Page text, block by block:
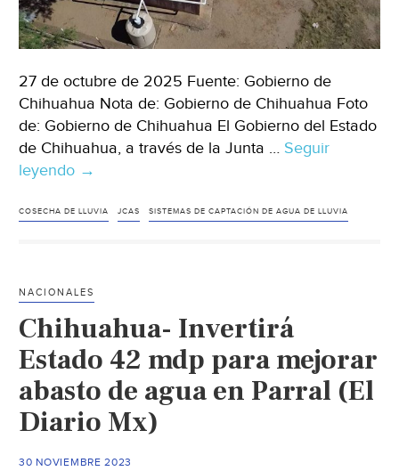
27 de octubre de 2025 Fuente: Gobierno de
Chihuahua Nota de: Gobierno de Chihuahua Foto
de: Gobierno de Chihuahua El Gobierno del Estado
de Chihuahua, a través de la Junta … Seguir
leyendo Chihuahua-
JCAS
de
agua
de
lluvia
en
Tubares,
de
→
COSECHA DE LLUVIA JCAS SISTEMAS DE CAPTACIÓN DE AGUA DE LLUVIA
NACIONALES
Chihuahua- Invertirá
Estado 42 mdp para mejorar
abasto de agua en Parral (El
Diario Mx)
30 NOVIEMBRE 2023